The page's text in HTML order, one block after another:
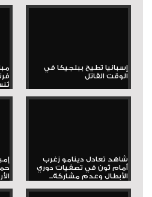
إسبانيا تطيح ببلجيكا في
الوقت القاتل
شاهد تعادل دينامو زغرب
أمام ثون في تصفيات دوري
الأبطال وعدم مشاركة...